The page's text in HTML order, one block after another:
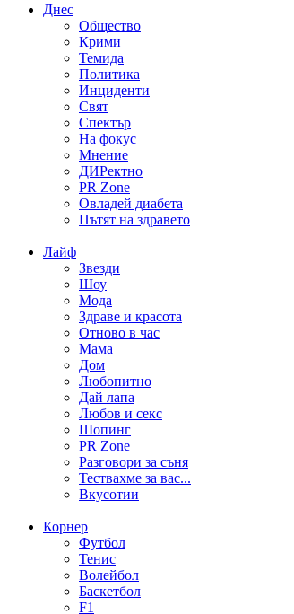
Днес
Общество
Крими
Темида
Политика
Инциденти
Свят
Спектър
На фокус
Мнение
ДИРектно
PR Zone
Овладей диабета
Пътят на здравето
Лайф
Звезди
Шоу
Мода
Здраве и красота
Отново в час
Мама
Дом
Любопитно
Дай лапа
Любов и секс
Шопинг
PR Zone
Разговори за съня
Тествахме за вас...
Вкусотии
Корнер
Футбол
Тенис
Волейбол
Баскетбол
F1